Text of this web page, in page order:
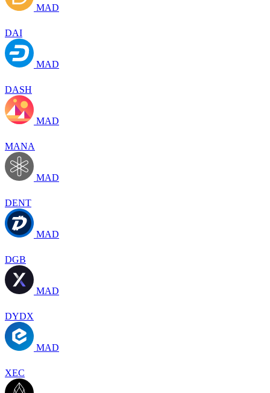
MAD
DAI
MAD
DASH
MAD
MANA
MAD
DENT
MAD
DGB
MAD
DYDX
MAD
XEC